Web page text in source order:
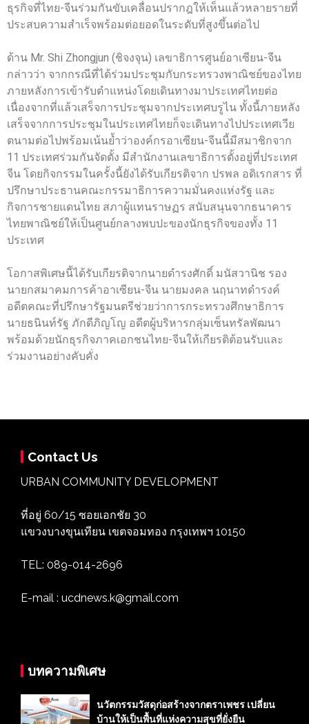
ธุรกิจที่ไทย-จีนร่วมกันขับเคลื่อนปรากฎให้เห็นแล้วหลายรายที่
ประสบความสำเร็จพร้อมต่อยอดในระดับที่สูงขึ้นต่อไป
ด้าน Mr. Shi Zhongjun (ชิจงจุน) เลขาธิการศูนย์อาเซียน-จีน
กล่าวว่า จากกรณีที่ได้ร่วมประชุมกับกระทรวงพาณิชย์ของไทย
ภายหลังการเข้ารับตำแหน่งโดยเดินทางมาประเทศไทยต่อ
เนื่องจากที่แล้วเสร็จการประชุมจากประเทศบรูไน ทั้งนี้ภายหลัง
เสร็จจากการประชุมในประเทศไทยก็จะเดินทางไปประเทศเวีย
ตนามต่อไปพร้อมเน้นย้ำว่าองค์กรอาเซียน-จีนนี้มีสมาชิกจาก
11 ประเทศร่วมกันจัดตั้ง มีสำนักงานเลขาธิการตั้งอยู่ที่ประเทศ
จีน โดยกิจกรรมในครั้งนี้ยังได้รับเกียรติจาก ปรพล อดิเรกสาร ที่
ปรึกษาประธานคณะกรรมาธิการความมั่นคงแห่งรัฐ และ
กิจการชายแดนไทย สภาผู้แทนราษฏร สนับสนุนจากธนาคาร
ไทยพาณิชย์ให้เป็นศูนย์กลางพบปะของนักธุรกิจของทั้ง 11
ประเทศ
โอกาสพิเศษนี้ได้รับเกียรติจากนายดำรงศักดิ์ มนัสวานิช รอง
นายกสมาคมการค้าอาเซียน-จีน นายมงคล นฤนาทดำรงค์
อดีตคณะที่ปรึกษารัฐมนตรีช่วยว่าการกระทรวงศึกษาธิการ
นายธนินท์รัฐ ภักดีภิญโญ อดีตผู้บริหารกลุ่มเซ็นทรัลพัฒนา
พร้อมด้วยนักธุรกิจภาคเอกชนไทย-จีนให้เกียรติต้อนรับและ
ร่วมงานอย่างคับคั่ง
Contact Us
URBAN COMMUNITY DEVELOPMENT
ที่อยู่ 60/15 ซอยเอกชัย 30
แขวงบางขุนเทียน เขตจอมทอง กรุงเทพฯ 10150
TEL: 089-014-2696
E-mail : ucdnews.k@gmail.com
บทความพิเศษ
นวัตกรรมวัสดุก่อสร้างจากตราเพชร เปลี่ยน
บ้านให้เป็นพื้นที่แห่งความสุขที่ยั่งยืน